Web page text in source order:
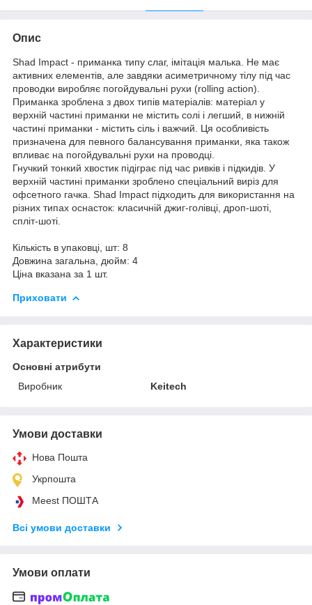
Опис
Shad Impact - приманка типу слаг, імітація малька. Не має
активних елементів, але завдяки асиметричному тілу під час
проводки виробляє погойдувальні рухи (rolling action).
Приманка зроблена з двох типів матеріалів: матеріал у
верхній частині приманки не містить солі і легший, в нижній
частині приманки - містить сіль і важчий. Ця особливість
призначена для певного балансування приманки, яка також
впливає на погойдувальні рухи на проводці.
Гнучкий тонкий хвостик підіграє під час ривків і підкидів. У
верхній частині приманки зроблено спеціальний виріз для
офсетного гачка. Shad Impact підходить для використання на
різних типах оснасток: класичній джиг-голівці, дроп-шоті,
спліт-шоті.
Кількість в упаковці, шт: 8
Довжина загальна, дюйм: 4
Ціна вказана за 1 шт.
Приховати
Характеристики
Основні атрибути
Виробник
Keitech
Умови доставки
Нова Пошта
Укрпошта
Meest ПОШТА
Всі умови доставки
Умови оплати